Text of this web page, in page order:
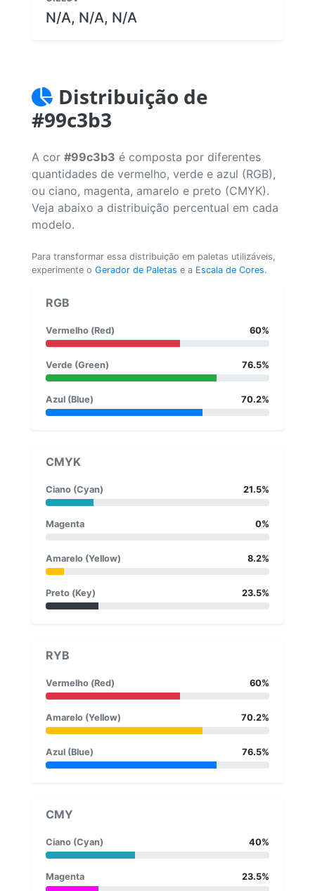
N/A, N/A, N/A
Distribuição de
#99c3b3
A cor #99c3b3 é composta por diferentes
quantidades de vermelho, verde e azul (RGB),
ou ciano, magenta, amarelo e preto (CMYK).
Veja abaixo a distribuição percentual em cada
modelo.
Para transformar essa distribuição em paletas utilizáveis,
experimente o Gerador de Paletas e a Escala de Cores.
RGB
Vermelho (Red) 60%
Verde (Green) 76.5%
Azul (Blue) 70.2%
CMYK
Ciano (Cyan) 21.5%
Magenta 0%
Amarelo (Yellow) 8.2%
Preto (Key) 23.5%
RYB
Vermelho (Red) 60%
Amarelo (Yellow) 70.2%
Azul (Blue) 76.5%
CMY
Ciano (Cyan) 40%
Magenta 23.5%